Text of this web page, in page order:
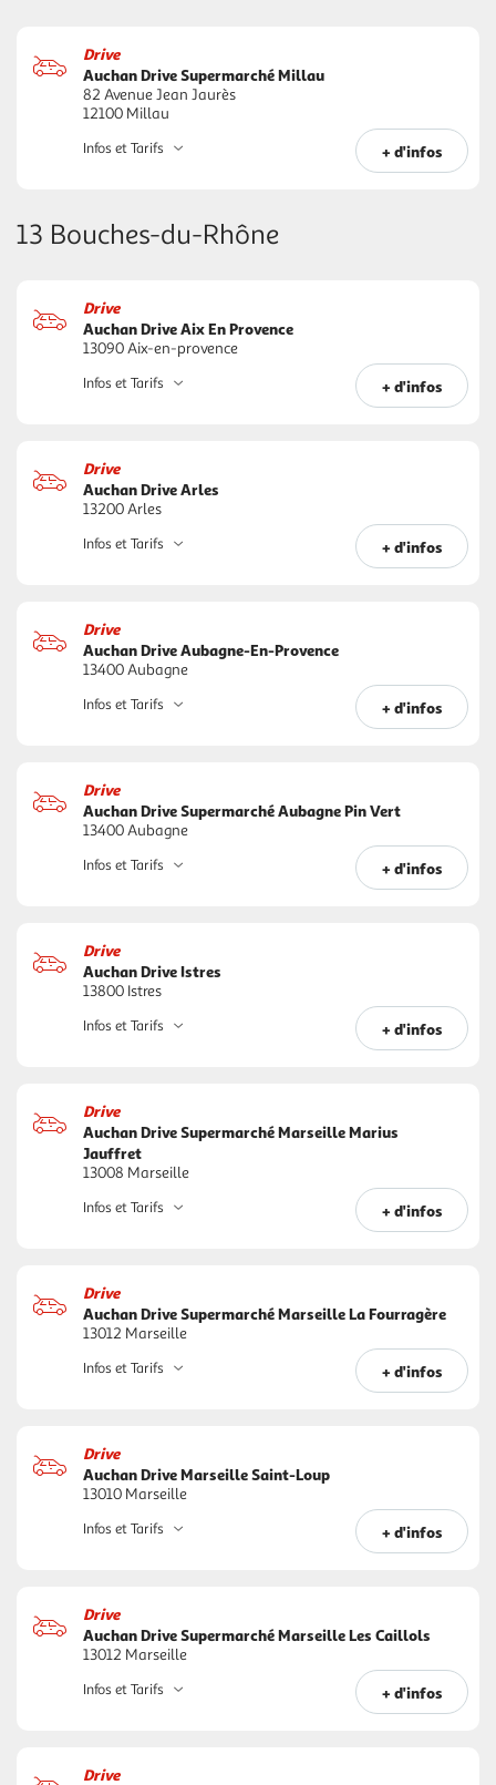
Drive
Auchan Drive Supermarché Millau
82 Avenue Jean Jaurès
12100 Millau
+ d'infos
Infos et Tarifs
13 Bouches-du-Rhône
Drive
Auchan Drive Aix En Provence
13090 Aix-en-provence
+ d'infos
Infos et Tarifs
Drive
Auchan Drive Arles
13200 Arles
+ d'infos
Infos et Tarifs
Drive
Auchan Drive Aubagne-En-Provence
13400 Aubagne
+ d'infos
Infos et Tarifs
Drive
Auchan Drive Supermarché Aubagne Pin Vert
13400 Aubagne
+ d'infos
Infos et Tarifs
Drive
Auchan Drive Istres
13800 Istres
+ d'infos
Infos et Tarifs
Drive
Auchan Drive Supermarché Marseille Marius
Jauffret
13008 Marseille
+ d'infos
Infos et Tarifs
Drive
Auchan Drive Supermarché Marseille La Fourragère
13012 Marseille
+ d'infos
Infos et Tarifs
Drive
Auchan Drive Marseille Saint-Loup
13010 Marseille
+ d'infos
Infos et Tarifs
Drive
Auchan Drive Supermarché Marseille Les Caillols
13012 Marseille
+ d'infos
Infos et Tarifs
Drive